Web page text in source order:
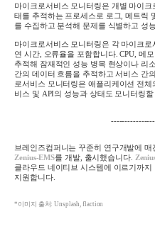
마이크로서비스 모니터링은 개별 마이
태를 추적하는 프로세스로 로그 ,메트릭
를 수집하고 분석해 문제를 식별하고 성
마이크로서비스 모니터링은 각 마이크로
연 시간, 오류율을 포함합니다. CPU, 메모
추적해 잠재적인 성능 병목 현상이나 리
간의 데이터 흐름을 추적하고 서비스 간
로서비스 모니터링은 애플리케이션 전
비스 및 API의 성능과 상태도 모니터링
브레인즈컴퍼니는 꾸준히 연구개발에
Zenius-EMS를 개발, 출시했습니다.
클라우드 네이티브 시스템에 이르기까
지원합니다.
*이미지 출처: Unsplash, flaction